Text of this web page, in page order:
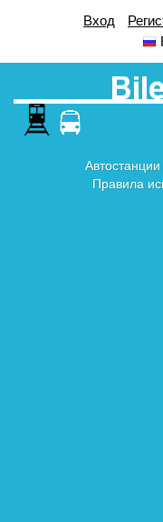
Вход
Автостанции
Правила